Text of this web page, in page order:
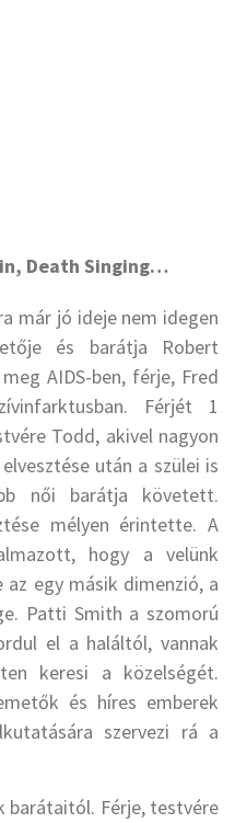
Death Singing…
már jó ideje nem idegen
és barátja Robert
AIDS-ben, férje, Fred
Férjét 1
Todd, akivel nagyon
után a szülei is
női barátja követett.
mélyen érintette. A
hogy a velünk
egy másik dimenzió, a
Patti Smith a szomorú
el a haláltól, vannak
keresi a közelségét.
és híres emberek
szervezi rá a
barátaitól. Férje, testvére